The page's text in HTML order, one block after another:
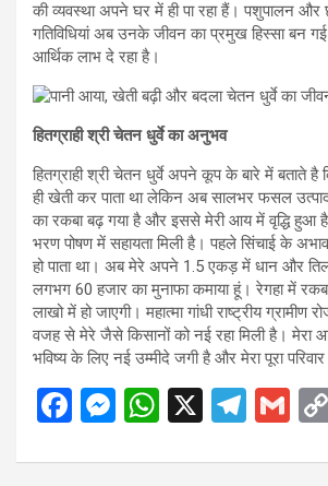
की व्यवस्था अपने घर में ही पा रहा हैं। पशुपालन और
गतिविधियां अब उनके जीवन का प्रमुख हिस्सा बन
आर्थिक लाभ दे रहा है।
हितग्राही श्री चेतन धुर्वे का अनुभव
हितग्राही श्री चेतन धुर्वे अपने कूप के बारे में बताते है
ही खेती कर पाता था लेकिन अब सालभर फसल
का रकबा बढ़ गया है और इससे मेरी आय में वृद्धि हुआ
भरण पोषण में सहायता मिली है। पहले सिंचाई के
हो पाता था। अब मेरे अपने 1.5 एकड़ में धान और
लगभग 60 हजार का मुनाफा कमाया हूं। रेगहा में
लाखो में हो जाएगी। महात्मा गांधी राष्ट्रीय ग्रामीण
वजह से मेरे जैसे किसानों को नई रहा मिली है। मेरा
भविष्य के लिए नई उम्मीदे जगी है और मेरा पूरा
F
ce
M
se
W
at
X
T
e
G
ail